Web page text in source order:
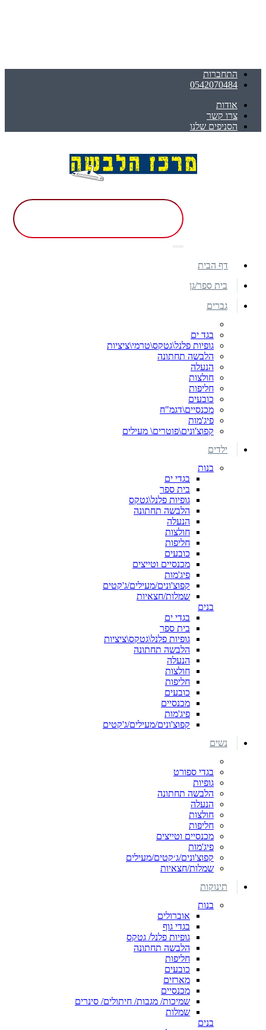
התחברות
0542070484
אודות
צרו קשר
הסניפים שלנו
דף הבית
בית ספר/גן
גברים
בגד ים
גופיות פלנל\גטקס\טרמי\ציציות
הלבשה תחתונה
הנעלה
חולצות
חליפות
כובעים
מכנסיים\דגמ"ח
פיג'מות
קפוצ'ונים\פוטרים\ מעילים
ילדים
בנות
בגדי ים
בית ספר
גופיות פלנל\גטקס
הלבשה תחתונה
הנעלה
חולצות
חליפות
כובעים
מכנסיים וטייצים
פיג'מות
קפוצ'ונים/מעילים/ג'קטים
שמלות/חצאיות
בנים
בגדי ים
בית ספר
גופיות פלנל\גטקס\ציציות
הלבשה תחתונה
הנעלה
חולצות
חליפות
כובעים
מכנסיים
פיג'מות
קפוצ'ונים/מעילים/ג'קטים
נשים
בגדי ספורט
גופיות
הלבשה תחתונה
הנעלה
חולצות
חליפות
מכנסיים וטייצים
פיג'מות
קפוצ'ונים/ג׳קטים/מעילים
שמלות/חצאיות
תינוקות
בנות
אוברולים
בגדי גוף
גופיות פלנל/ גטקס
הלבשה תחתונה
חליפות
כובעים
מארזים
מכנסיים
שמיכות/ מגבות/ חיתולים/ סינרים
שמלות
בנים